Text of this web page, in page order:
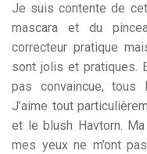
Je suis contente de
mascara et du
correcteur pratique
sont jolis et pratiques.
pas convaincue,
J’aime tout
et le blush Havtorn.
mes yeux ne m’ont